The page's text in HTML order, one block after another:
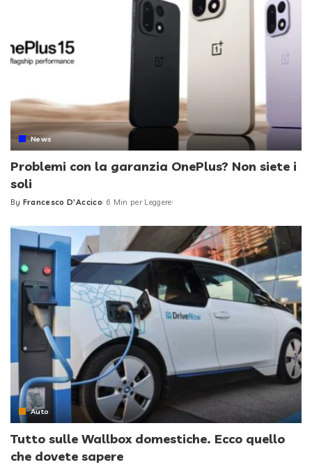
News
Problemi con la garanzia OnePlus? Non siete i
soli
Posted
By Francesco D'Accico 6 Min per Leggere
Auto
Tutto sulle Wallbox domestiche. Ecco quello
che dovete sapere